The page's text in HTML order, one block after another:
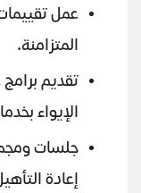
عمل
المتزامنة.
تقديم
الإيواء
جلسات
إعادة